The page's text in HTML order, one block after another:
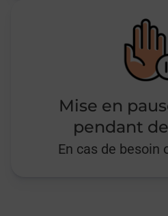
Mise en
pendant
En cas de besoin